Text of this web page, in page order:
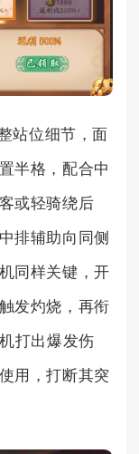
站位细节，面
半格，配合中
或轻骑绕后
排辅助向同侧
同样关键，开
发灼烧，再衔
打出爆发伤
用，打断其突